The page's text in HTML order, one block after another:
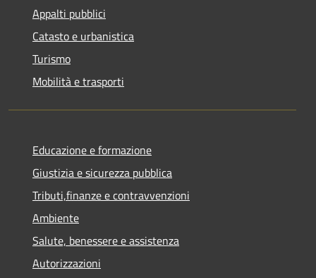
Appalti pubblici
Catasto e urbanistica
Turismo
Mobilità e trasporti
Educazione e formazione
Giustizia e sicurezza pubblica
Tributi,finanze e contravvenzioni
Ambiente
Salute, benessere e assistenza
Autorizzazioni